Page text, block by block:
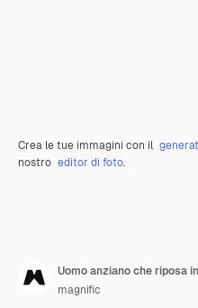
Crea le tue immagini con il
nostro editor di foto.
Uomo anziano che riposa
magnific